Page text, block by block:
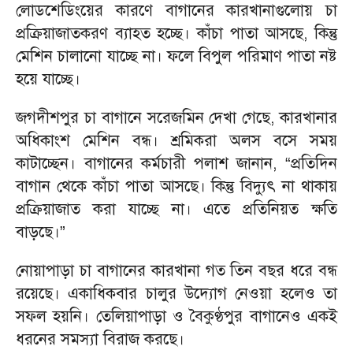
লোডশেডিংয়ের কারণে বাগানের কারখানাগুলোয় চা
প্রক্রিয়াজাতকরণ ব্যাহত হচ্ছে। কাঁচা পাতা আসছে, কিন্তু
মেশিন চালানো যাচ্ছে না। ফলে বিপুল পরিমাণ পাতা নষ্ট
হয়ে যাচ্ছে।
জগদীশপুর চা বাগানে সরেজমিন দেখা গেছে, কারখানার
অধিকাংশ মেশিন বন্ধ। শ্রমিকরা অলস বসে সময়
কাটাচ্ছেন। বাগানের কর্মচারী পলাশ জানান, “প্রতিদিন
বাগান থেকে কাঁচা পাতা আসছে। কিন্তু বিদ্যুৎ না থাকায়
প্রক্রিয়াজাত করা যাচ্ছে না। এতে প্রতিনিয়ত ক্ষতি
বাড়ছে।”
নোয়াপাড়া চা বাগানের কারখানা গত তিন বছর ধরে বন্ধ
রয়েছে। একাধিকবার চালুর উদ্যোগ নেওয়া হলেও তা
সফল হয়নি। তেলিয়াপাড়া ও বৈকুণ্ঠপুর বাগানেও একই
ধরনের সমস্যা বিরাজ করছে।